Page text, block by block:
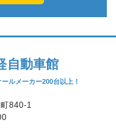
自動車館
ルメーカー200台以上！
840-1